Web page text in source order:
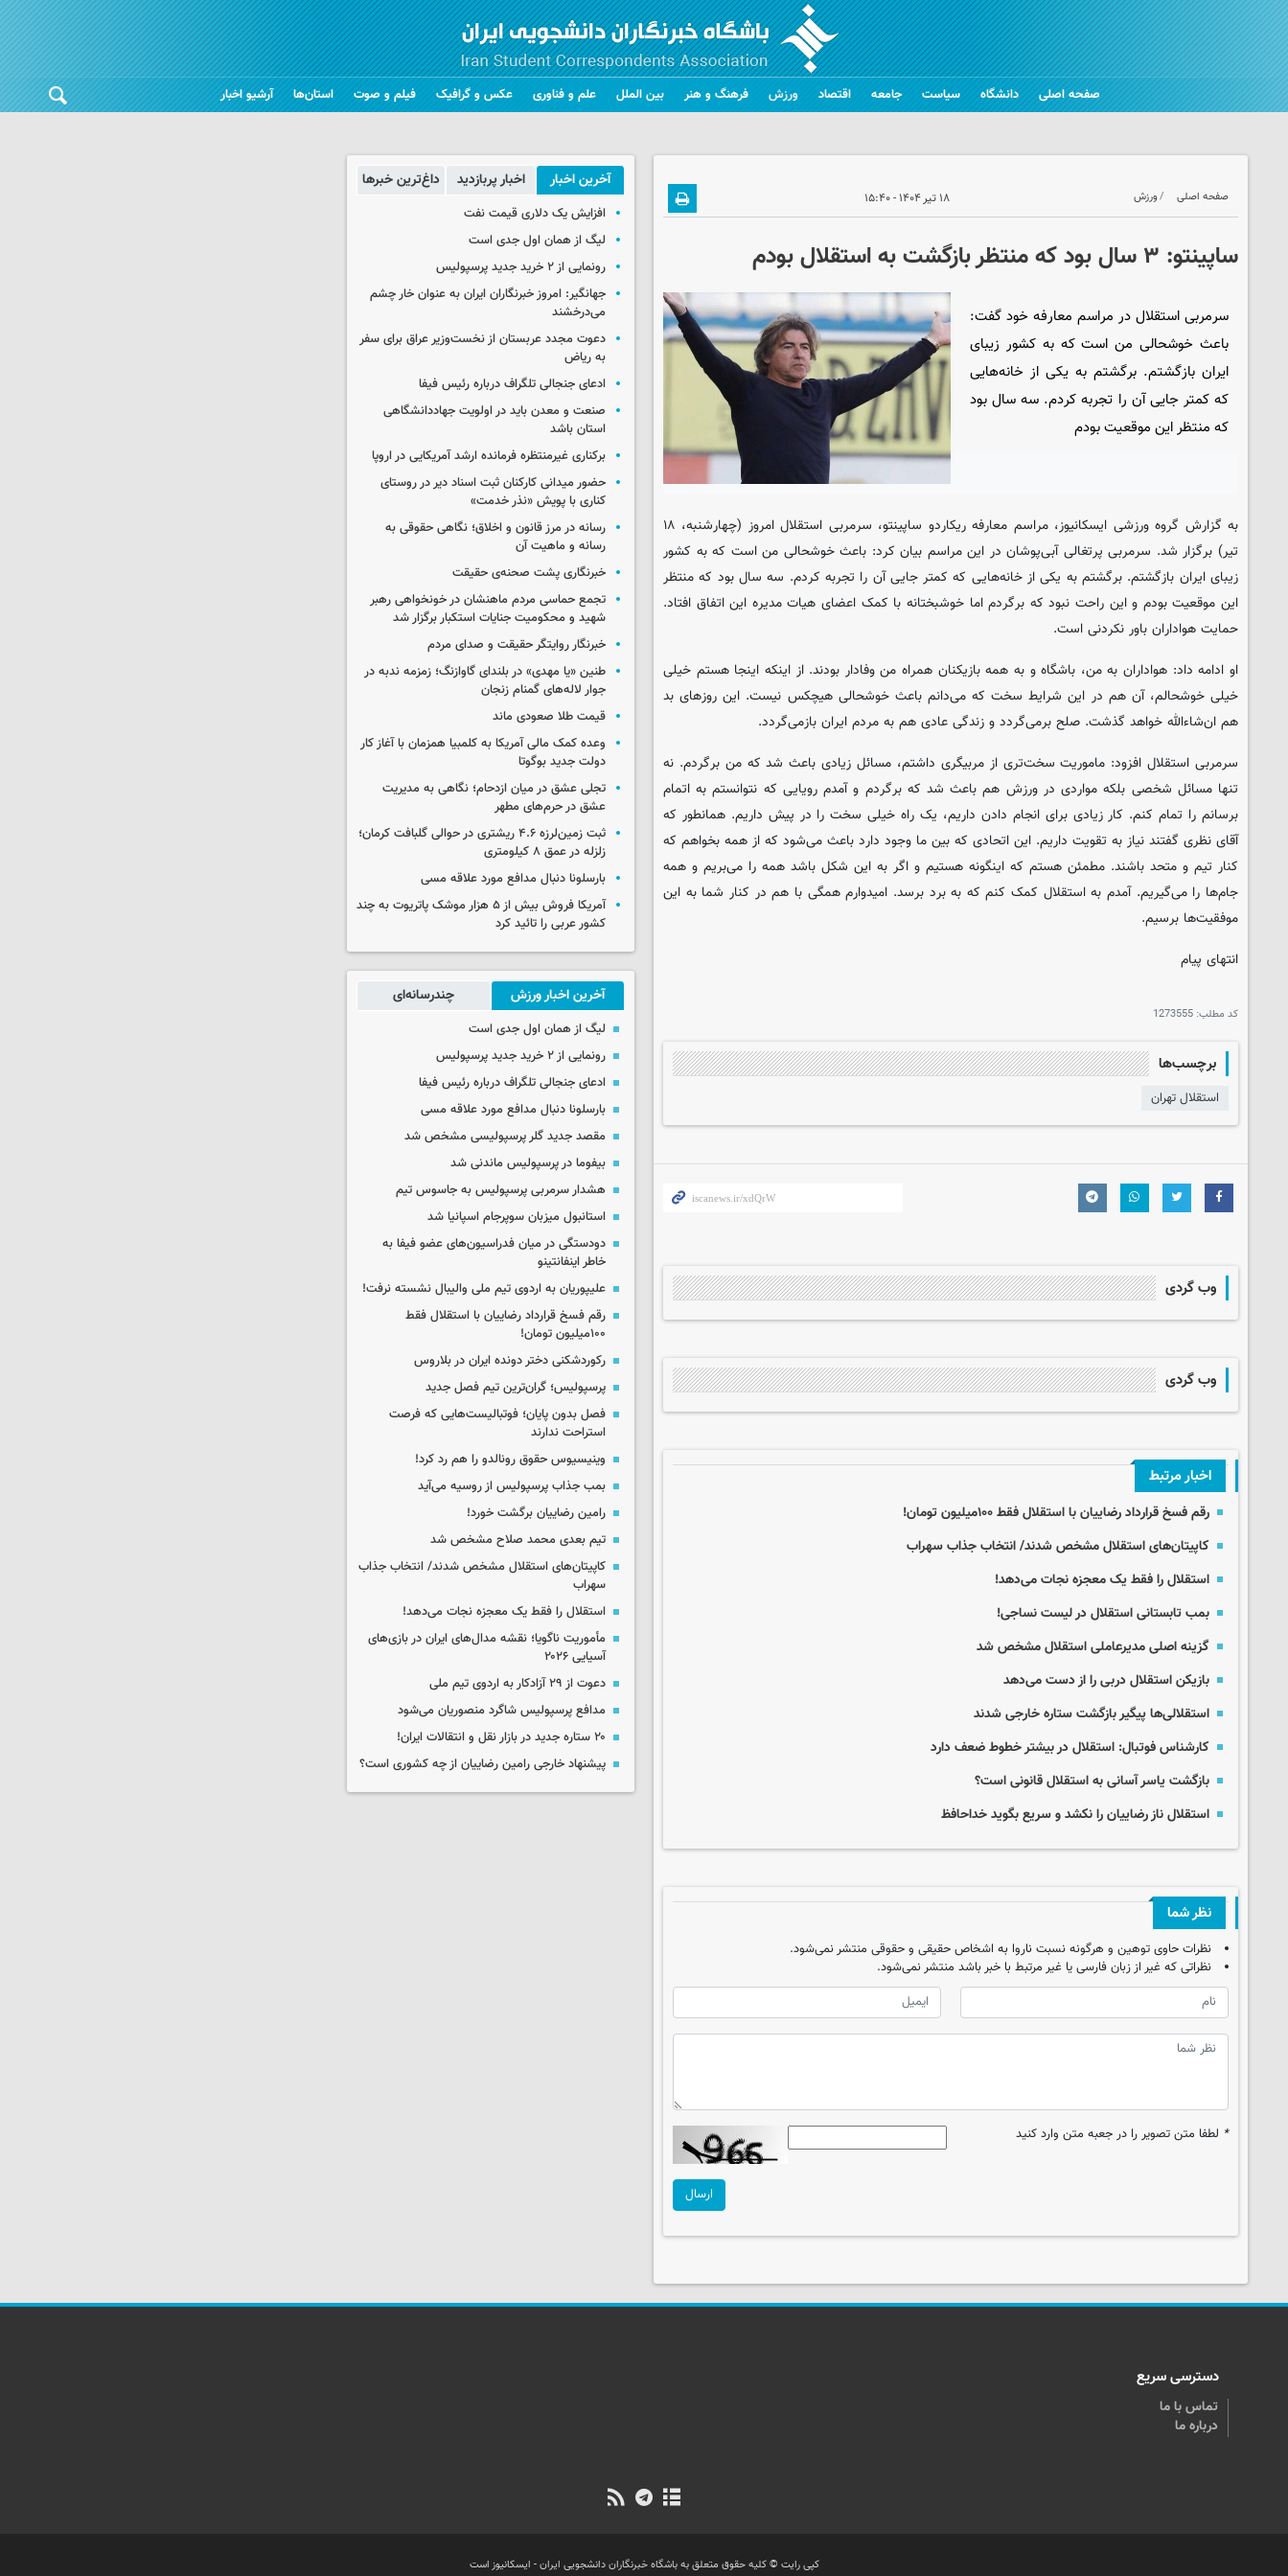
صفحه اصلی دانشگاه سیاست جامعه اقتصاد ورزش فرهنگ و هنر بین الملل علم و فناوری عکس و گرافیک فیلم و صوت استان‌ها آرشیو اخبار
صفحه اصلی ورزش ۱۸ تیر ۱۴۰۴ - ۱۵:۴۰
ساپینتو: ۳ سال بود که منتظر بازگشت به استقلال بودم
سرمربی استقلال در مراسم معارفه خود گفت:
باعث خوشحالی من است که به کشور زیبای
ایران بازگشتم. برگشتم به یکی از خانه‌هایی
که کمتر جایی آن را تجربه کردم. سه سال بود
که منتظر این موقعیت بودم
به گزارش گروه ورزشی ایسکانیوز
، مراسم معارفه ریکاردو ساپینتو، سرمربی استقلال امروز (چهارشنبه، ۱۸
تیر) برگزار شد. سرمربی پرتغالی آبی‌پوشان در این مراسم بیان کرد: باعث خوشحالی من است که به کشور
زیبای ایران بازگشتم. برگشتم به یکی از خانه‌هایی که کمتر جایی آن را تجربه کردم. سه سال بود که منتظر
این موقعیت بودم و این راحت نبود که برگردم اما خوشبختانه با کمک اعضای هیات مدیره این اتفاق افتاد.
حمایت هواداران باور نکردنی است.
او ادامه داد: هواداران به من، باشگاه و به همه بازیکنان همراه من وفادار بودند. از اینکه اینجا هستم خیلی
خیلی خوشحالم، آن هم در این شرایط سخت که می‌دانم باعث خوشحالی هیچکس نیست. این روزهای بد
هم ان‌شاءالله خواهد گذشت. صلح برمی‌گردد و زندگی عادی هم به مردم ایران بازمی‌گردد.
سرمربی استقلال افزود: ماموریت سخت‌تری از مربیگری داشتم، مسائل زیادی باعث شد که من برگردم. نه
تنها مسائل شخصی بلکه مواردی در ورزش هم باعث شد که برگردم و آمدم رویایی که نتوانستم به اتمام
برسانم را تمام کنم. کار زیادی برای انجام دادن داریم، یک راه خیلی سخت را در پیش داریم. همانطور که
آقای نظری گفتند نیاز به تقویت داریم. این اتحادی که بین ما وجود دارد باعث می‌شود که از همه بخواهم که
کنار تیم و متحد باشند. مطمئن هستم که اینگونه هستیم و اگر به این شکل باشد همه را می‌بریم و همه
جام‌ها را می‌گیریم. آمدم به استقلال کمک کنم که به برد برسد. امیدوارم همگی با هم در کنار شما به این
موفقیت‌ها برسیم.
انتهای پیام
کد مطلب: 1273555
برچسب‌ها
استقلال تهران
وب گردی
وب گردی
اخبار مرتبط
رقم فسخ قرارداد رضاییان با استقلال فقط ۱۰۰میلیون تومان!
کاپیتان‌های استقلال مشخص شدند/ انتخاب جذاب سهراب
استقلال را فقط یک معجزه نجات می‌دهد!
بمب تابستانی استقلال در لیست نساجی!
گزینه اصلی مدیرعاملی استقلال مشخص شد
بازیکن استقلال دربی را از دست می‌دهد
استقلالی‌ها پیگیر بازگشت ستاره خارجی شدند
کارشناس فوتبال: استقلال در بیشتر خطوط ضعف دارد
بازگشت یاسر آسانی به استقلال قانونی است؟
استقلال ناز رضاییان را نکشد و سریع بگوید خداحافظ
نظر شما
نظرات حاوی توهین و هرگونه نسبت ناروا به اشخاص حقیقی و حقوقی منتشر نمی‌شود.
نظراتی که غیر از زبان فارسی یا غیر مرتبط با خبر باشد منتشر نمی‌شود.
* لطفا متن تصویر را در جعبه متن وارد کنید
ارسال
آخرین اخبار اخبار پربازدید داغ‌ترین خبرها
افزایش یک دلاری قیمت نفت
لیگ از همان اول جدی است
رونمایی از ۲ خرید جدید پرسپولیس
جهانگیر: امروز خبرنگاران ایران به عنوان خار چشم
می‌درخشند
دعوت مجدد عربستان از نخست‌وزیر عراق برای سفر
به ریاض
ادعای جنجالی تلگراف درباره رئیس فیفا
صنعت و معدن باید در اولویت جهاددانشگاهی
استان باشد
برکناری غیرمنتظره فرمانده ارشد آمریکایی در اروپا
حضور میدانی کارکنان ثبت اسناد دیر در روستای
کناری با پویش «نذر خدمت»
رسانه در مرز قانون و اخلاق؛ نگاهی حقوقی به
رسانه و ماهیت آن
خبرنگاری پشت صحنه‌ی حقیقت
تجمع حماسی مردم ماهنشان در خونخواهی رهبر
شهید و محکومیت جنایات استکبار برگزار شد
خبرنگار روایتگر حقیقت و صدای مردم
طنین «یا مهدی» در بلندای گاوازنگ؛ زمزمه ندبه در
جوار لاله‌های گمنام زنجان
قیمت طلا صعودی ماند
وعده کمک مالی آمریکا به کلمبیا همزمان با آغاز کار
دولت جدید بوگوتا
تجلی عشق در میان ازدحام؛ نگاهی به مدیریت
عشق در حرم‌های مطهر
ثبت زمین‌لرزه ۴.۶ ریشتری در حوالی گلبافت کرمان؛
زلزله در عمق ۸ کیلومتری
بارسلونا دنبال مدافع مورد علاقه مسی
آمریکا فروش بیش از ۵ هزار موشک پاتریوت به چند
کشور عربی را تائید کرد
آخرین اخبار ورزش چندرسانه‌ای
لیگ از همان اول جدی است
رونمایی از ۲ خرید جدید پرسپولیس
ادعای جنجالی تلگراف درباره رئیس فیفا
بارسلونا دنبال مدافع مورد علاقه مسی
مقصد جدید گلر پرسپولیسی مشخص شد
بیفوما در پرسپولیس ماندنی شد
هشدار سرمربی پرسپولیس به جاسوس تیم
استانبول میزبان سوپرجام اسپانیا شد
دودستگی در میان فدراسیون‌های عضو فیفا به
خاطر اینفانتینو
علیپوریان به اردوی تیم ملی والیبال نشسته نرفت!
رقم فسخ قرارداد رضاییان با استقلال فقط
۱۰۰میلیون تومان!
رکوردشکنی دختر دونده ایران در بلاروس
پرسپولیس؛ گران‌ترین تیم فصل جدید
فصل بدون پایان؛ فوتبالیست‌هایی که فرصت
استراحت ندارند
وینیسیوس حقوق رونالدو را هم رد کرد!
بمب جذاب پرسپولیس از روسیه می‌آید
رامین رضاییان برگشت خورد!
تیم بعدی محمد صلاح مشخص شد
کاپیتان‌های استقلال مشخص شدند/ انتخاب جذاب
سهراب
استقلال را فقط یک معجزه نجات می‌دهد!
مأموریت ناگویا؛ نقشه مدال‌های ایران در بازی‌های
آسیایی ۲۰۲۶
دعوت از ۲۹ آزادکار به اردوی تیم ملی
مدافع پرسپولیس شاگرد منصوریان می‌شود
۲۰ ستاره جدید در بازار نقل و انتقالات ایران!
پیشنهاد خارجی رامین رضاییان از چه کشوری است؟
دسترسی سریع
تماس با ما
درباره ما
کپی رایت © کلیه حقوق متعلق به باشگاه خبرنگاران دانشجویی ایران - ایسکانیوز است